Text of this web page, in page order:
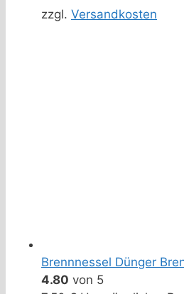
zzgl. Versandkosten
Brennnessel Dünger
4.80 von 5